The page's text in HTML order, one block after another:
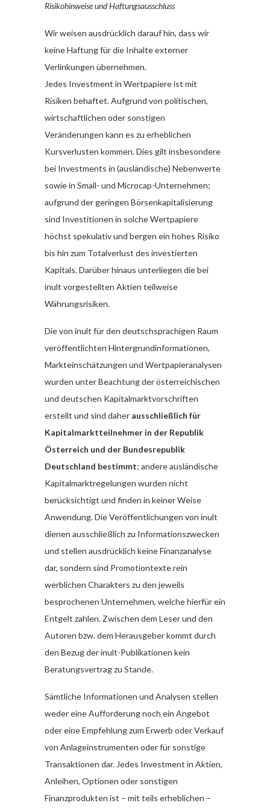
Risikohinweise und Haftungsausschluss
Wir weisen ausdrücklich darauf hin, dass wir
keine Haftung für die Inhalte externer
Verlinkungen übernehmen.
Jedes Investment in Wertpapiere ist mit
Risiken behaftet. Aufgrund von politischen,
wirtschaftlichen oder sonstigen
Veränderungen kann es zu erheblichen
Kursverlusten kommen. Dies gilt insbesondere
bei Investments in (ausländische) Nebenwerte
sowie in Small- und Microcap-Unternehmen;
aufgrund der geringen Börsenkapitalisierung
sind Investitionen in solche Wertpapiere
höchst spekulativ und bergen ein hohes Risiko
bis hin zum Totalverlust des investierten
Kapitals. Darüber hinaus unterliegen die bei
inult vorgestellten Aktien teilweise
Währungsrisiken.
Die von inult für den deutschsprachigen Raum
veröffentlichten Hintergrundinformationen,
Markteinschätzungen und Wertpapieranalysen
wurden unter Beachtung der österreichischen
und deutschen Kapitalmarktvorschriften
erstellt und sind daher ausschließlich für
Kapitalmarktteilnehmer in der Republik
Österreich und der Bundesrepublik
Deutschland bestimmt; andere ausländische
Kapitalmarktregelungen wurden nicht
berücksichtigt und finden in keiner Weise
Anwendung. Die Veröffentlichungen von inult
dienen ausschließlich zu Informationszwecken
und stellen ausdrücklich keine Finanzanalyse
dar, sondern sind Promotiontexte rein
werblichen Charakters zu den jeweils
besprochenen Unternehmen, welche hierfür ein
Entgelt zahlen. Zwischen dem Leser und den
Autoren bzw. dem Herausgeber kommt durch
den Bezug der inult-Publikationen kein
Beratungsvertrag zu Stande.
Sämtliche Informationen und Analysen stellen
weder eine Aufforderung noch ein Angebot
oder eine Empfehlung zum Erwerb oder Verkauf
von Anlageinstrumenten oder für sonstige
Transaktionen dar. Jedes Investment in Aktien,
Anleihen, Optionen oder sonstigen
Finanzprodukten ist – mit teils erheblichen –